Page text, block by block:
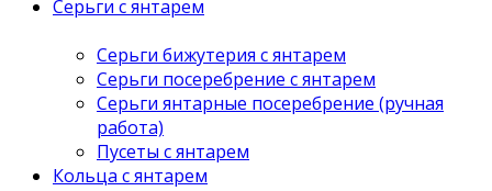
Серьги с янтарем
Серьги бижутерия с янтарем
Серьги посеребрение с янтарем
Серьги янтарные посеребрение (ручная
работа)
Пусеты с янтарем
Кольца с янтарем